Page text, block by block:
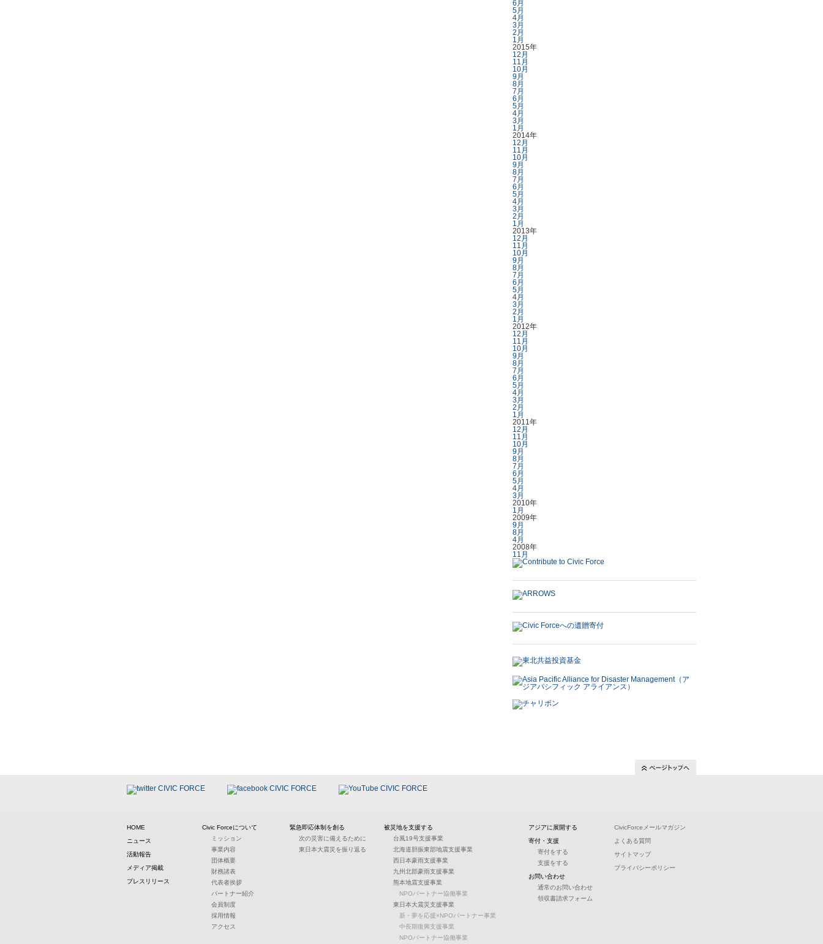
6月
5月
4月
3月
2月
1月
2015年
12月
11月
10月
9月
8月
7月
6月
5月
4月
3月
1月
2014年
12月
11月
10月
9月
8月
7月
6月
5月
4月
3月
2月
1月
2013年
12月
11月
10月
9月
8月
7月
6月
5月
4月
3月
2月
1月
2012年
12月
11月
10月
9月
8月
7月
6月
5月
4月
3月
2月
1月
2011年
12月
11月
10月
9月
8月
7月
6月
5月
4月
3月
2010年
1月
2009年
9月
8月
4月
2008年
11月
HOME
ニュース
活動報告
メディア掲載
プレスリリース
Civic Forceについて
ミッション
事業内容
団体概要
財務諸表
代表者挨拶
パートナー紹介
会員制度
採用情報
アクセス
緊急即応体制を創る
次の災害に備えるために
東日本大震災を振り返る
被災地を支援する
台風19号支援事業
北海道胆振東部地震支援事業
西日本豪雨支援事業
九州北部豪雨支援事業
熊本地震支援事業
NPOパートナー協働事業
東日本大震災支援事業
新・夢を応援×NPOパートナー事業
中長期復興支援事業
NPOパートナー協働事業
アジアに展開する
寄付・支援
寄付をする
支援をする
お問い合わせ
通常のお問い合わせ
領収書請求フォーム
CivicForceメールマガジン
よくある質問
サイトマップ
プライバシーポリシー